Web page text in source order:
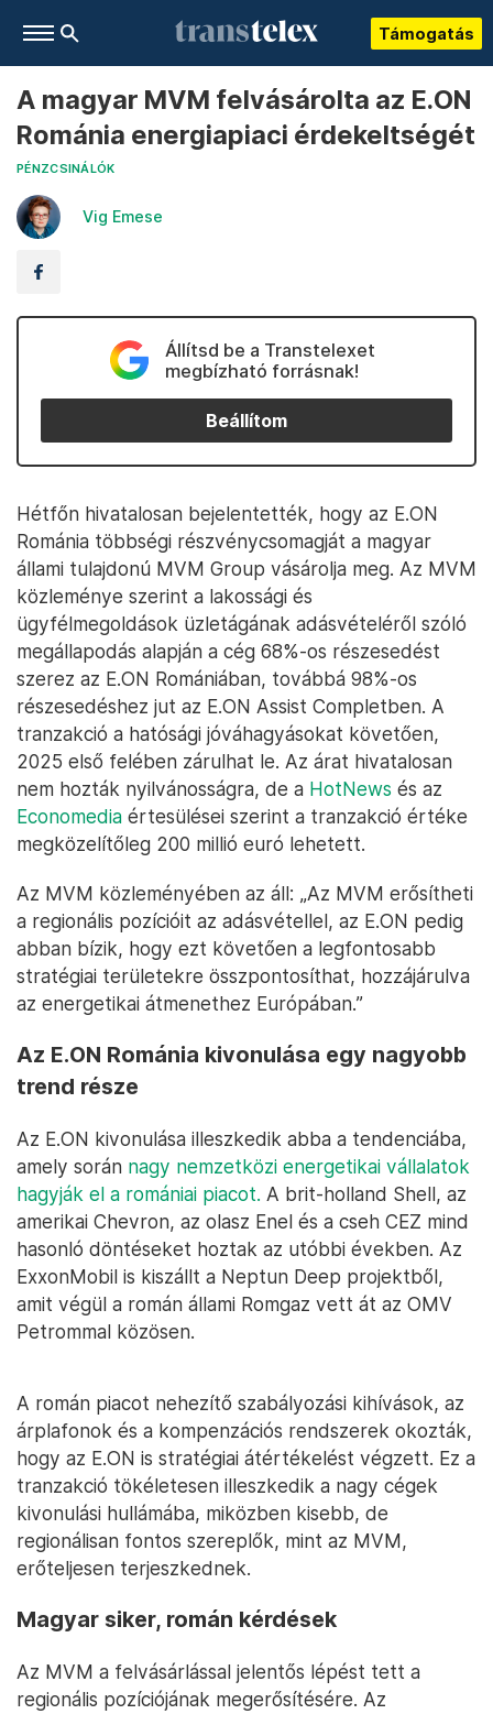
Támogatás
A magyar MVM felvásárolta az E.ON
Románia energiapiaci érdekeltségét
PÉNZCSINÁLÓK
Vig Emese
Állítsd be a Transtelexet
megbízható forrásnak!
Beállítom
Hétfőn hivatalosan bejelentették, hogy az E.ON
Románia többségi részvénycsomagját a magyar
állami tulajdonú MVM Group vásárolja meg. Az MVM
közleménye szerint a lakossági és
ügyfélmegoldások üzletágának adásvételéről szóló
megállapodás alapján a cég 68%-os részesedést
szerez az E.ON Romániában, továbbá 98%-os
részesedéshez jut az E.ON Assist Completben. A
tranzakció a hatósági jóváhagyásokat követően,
2025 első felében zárulhat le. Az árat hivatalosan
nem hozták nyilvánosságra, de a HotNews és az
Economedia értesülései szerint a tranzakció értéke
megközelítőleg 200 millió euró lehetett.
Az MVM közleményében az áll: „Az MVM erősítheti
a regionális pozícióit az adásvétellel, az E.ON pedig
abban bízik, hogy ezt követően a legfontosabb
stratégiai területekre összpontosíthat, hozzájárulva
az energetikai átmenethez Európában.”
Az E.ON Románia kivonulása egy nagyobb
trend része
Az E.ON kivonulása illeszkedik abba a tendenciába,
amely során nagy nemzetközi energetikai vállalatok
hagyják el a romániai piacot. A brit-holland Shell, az
amerikai Chevron, az olasz Enel és a cseh CEZ mind
hasonló döntéseket hoztak az utóbbi években. Az
ExxonMobil is kiszállt a Neptun Deep projektből,
amit végül a román állami Romgaz vett át az OMV
Petrommal közösen.
A román piacot nehezítő szabályozási kihívások, az
árplafonok és a kompenzációs rendszerek okozták,
hogy az E.ON is stratégiai átértékelést végzett. Ez a
tranzakció tökéletesen illeszkedik a nagy cégek
kivonulási hullámába, miközben kisebb, de
regionálisan fontos szereplők, mint az MVM,
erőteljesen terjeszkednek.
Magyar siker, román kérdések
Az MVM a felvásárlással jelentős lépést tett a
regionális pozíciójának megerősítésére. Az